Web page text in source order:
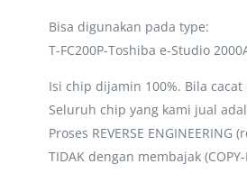
Bisa digunakan pada type:
T-FC200P-Toshiba e-Studio
Isi chip dijamin 100%. Bila
Seluruh chip yang kami jual
Proses REVERSE
TIDAK dengan membajak